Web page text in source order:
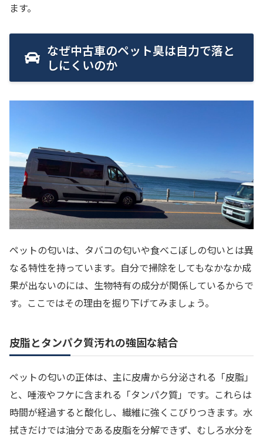
ます。
なぜ中古車のペット臭は自力で落と
しにくいのか
ペットの匂いは、タバコの匂いや食べこぼしの匂いとは異
なる特性を持っています。自分で掃除をしてもなかなか成
果が出ないのには、生物特有の成分が関係しているからで
す。ここではその理由を掘り下げてみましょう。
皮脂とタンパク質汚れの強固な結合
ペットの匂いの正体は、主に皮膚から分泌される「皮脂」
と、唾液やフケに含まれる「タンパク質」です。これらは
時間が経過すると酸化し、繊維に強くこびりつきます。水
拭きだけでは油分である皮脂を分解できず、むしろ水分を